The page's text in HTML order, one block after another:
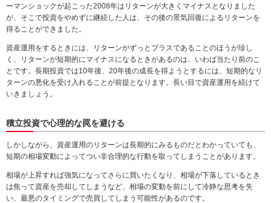
ーマンショックが起こった2008年はリターンが大きくマイナスとなりました
が、そこで投資をやめずに継続した人は、その後の景気回復によるリターンを
得ることができました。
資産運用をするときには、リターンがずっとプラスであることのほうが珍し
く、リターンが短期的にマイナスになるときがあるのは、いわば当たり前のこ
とです。長期投資では10年後、20年後の成長を得ようとするには、短期的なリ
ターンの悪化を受け入れることが前提となります。長い目で資産運用を続けて
いきましょう。
積立投資で心理的な罠を避ける
しかしながら、資産運用のリターンは長期的にみるものだとわかっていても、
短期の相場変動によってつい非合理的な行動を取ってしまうことがあります。
相場が上昇すれば強気になってさらに買いたくなり、相場が下落しているとき
は焦って資産を売却してしまうなど、相場の変動を前にして冷静な思考を失
い、最悪のタイミングで売買してしまう可能性があるのです。